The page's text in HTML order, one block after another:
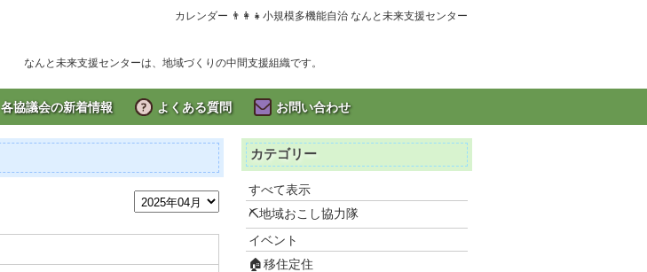
カレンダー 👨‍👩‍👧小規模多機能自治 なんと未来支援センター
なんと未来支援センターは、地域づくりの中間支援組織です。
各協議会の新着情報 よくある質問 お問い合わせ
カテゴリー
すべて表示
⛏地域おこし協力隊
イベント
🏠移住定住